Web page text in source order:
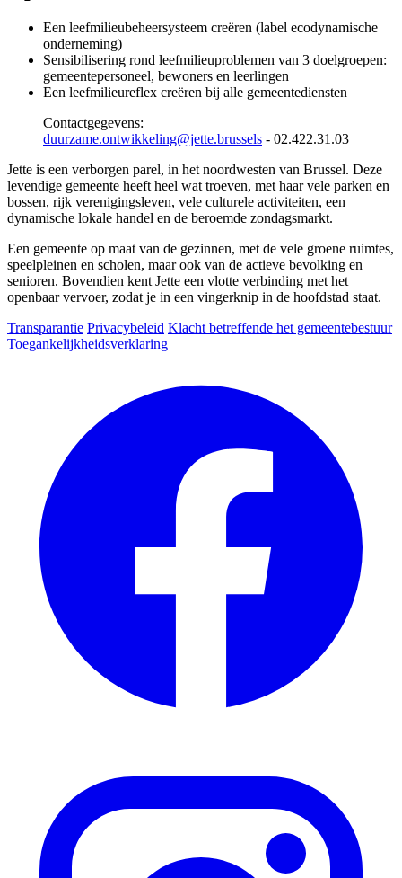
Een leefmilieubeheersysteem creëren (label ecodynamische
onderneming)
Sensibilisering rond leefmilieuproblemen van 3 doelgroepen:
gemeentepersoneel, bewoners en leerlingen
Een leefmilieureflex creëren bij alle gemeentediensten
Contactgegevens:
duurzame.ontwikkeling@jette.brussels - 02.422.31.03
Jette is een verborgen parel, in het noordwesten van Brussel. Deze
levendige gemeente heeft heel wat troeven, met haar vele parken en
bossen, rijk verenigingsleven, vele culturele activiteiten, een
dynamische lokale handel en de beroemde zondagsmarkt.
Een gemeente op maat van de gezinnen, met de vele groene ruimtes,
speelpleinen en scholen, maar ook van de actieve bevolking en
senioren. Bovendien kent Jette een vlotte verbinding met het
openbaar vervoer, zodat je in een vingerknip in de hoofdstad staat.
Transparantie Privacybeleid Klacht betreffende het gemeentebestuur
Toegankelijkheidsverklaring